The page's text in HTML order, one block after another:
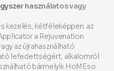
hogy hatékony a ráncok
csökkentésében, valamint a
rugalmasságának,
hidratáltságának és
tónusának javításában. Ez a
hatékony keverék
látványosan egészségesebb,
fényesebb hajat és erősebb,
használatos vagy
kezelés, kétféleképpen: az
a Rejuvenation
az újrahasználható
lefedettségért, alkalomról
bármelyik HoMEso